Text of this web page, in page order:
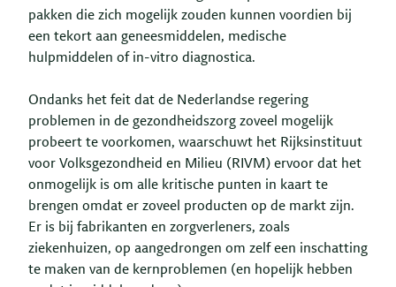
pakken die zich mogelijk zouden kunnen voordien bij
een tekort aan geneesmiddelen, medische
hulpmiddelen of in-vitro diagnostica.
Ondanks het feit dat de Nederlandse regering
problemen in de gezondheidszorg zoveel mogelijk
probeert te voorkomen, waarschuwt het Rijksinstituut
voor Volksgezondheid en Milieu (RIVM) ervoor dat het
onmogelijk is om alle kritische punten in kaart te
brengen omdat er zoveel producten op de markt zijn.
Er is bij fabrikanten en zorgverleners, zoals
ziekenhuizen, op aangedrongen om zelf een inschatting
te maken van de kernproblemen (en hopelijk hebben